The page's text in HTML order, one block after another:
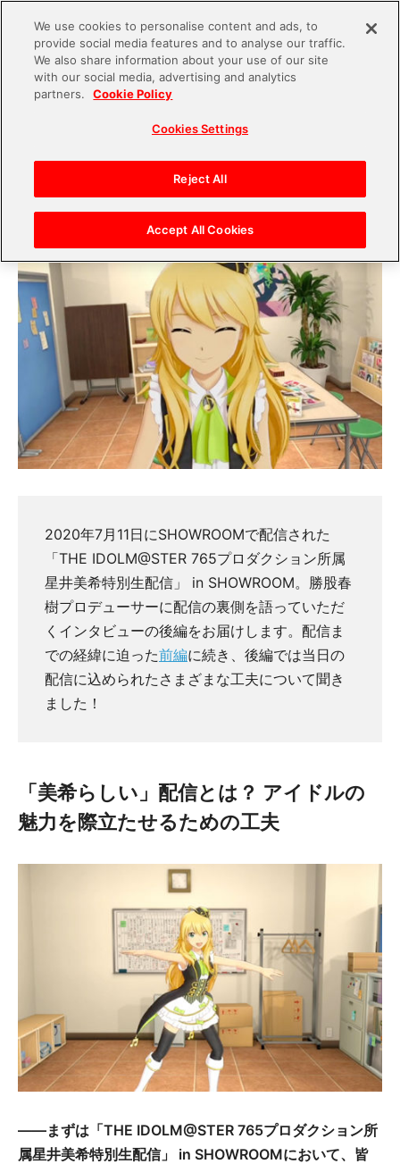
2020.10.08
の裏側【後編】「美希らしい」配信のために心が
けたポイント
2020年7月11日にSHOWROOMで配信された
「THE IDOLM@STER 765プロダクション所属
星井美希特別生配信」 in SHOWROOM。勝股春
樹プロデューサーに配信の裏側を語っていただ
くインタビューの後編をお届けします。配信ま
での経緯に迫った前編に続き、後編では当日の
配信に込められたさまざまな工夫について聞き
ました！
「美希らしい」配信とは？ アイドルの
魅力を際立たせるための工夫
――まずは「THE IDOLM@STER 765プロダクション所
属星井美希特別生配信」 in SHOWROOMにおいて、皆
We use cookies to personalise content and ads, to
provide social media features and to analyse our traffic.
We also share information about your use of our site
with our social media, advertising and analytics
partners.
Cookie Policy
Cookies Settings
Reject All
Accept All Cookies